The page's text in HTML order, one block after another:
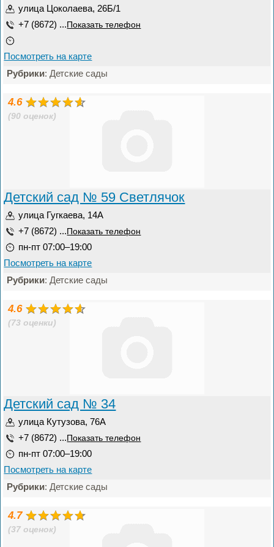
улица Цоколаева, 26Б/1
+7 (8672) ... Показать телефон
Посмотреть на карте
Рубрики: Детские сады
4.6
(90 оценок)
Детский сад № 59 Светлячок
улица Гугкаева, 14А
+7 (8672) ... Показать телефон
пн-пт 07:00–19:00
Посмотреть на карте
Рубрики: Детские сады
4.6
(73 оценки)
Детский сад № 34
улица Кутузова, 76А
+7 (8672) ... Показать телефон
пн-пт 07:00–19:00
Посмотреть на карте
Рубрики: Детские сады
4.7
(37 оценок)